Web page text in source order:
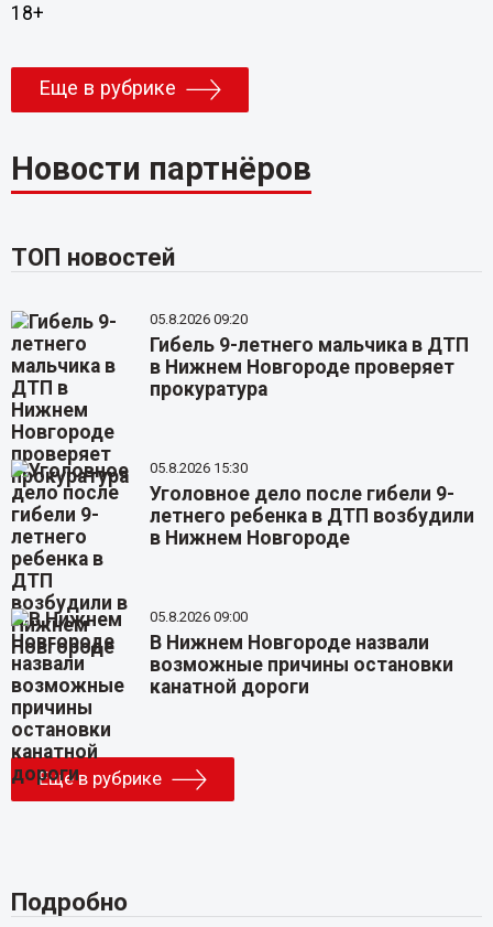
18+
Еще в рубрике
Новости партнёров
ТОП новостей
05.8.2026 09:20
Гибель 9-летнего мальчика в ДТП
в Нижнем Новгороде проверяет
прокуратура
05.8.2026 15:30
Уголовное дело после гибели 9-
летнего ребенка в ДТП возбудили
в Нижнем Новгороде
05.8.2026 09:00
В Нижнем Новгороде назвали
возможные причины остановки
канатной дороги
Еще в рубрике
Подробно